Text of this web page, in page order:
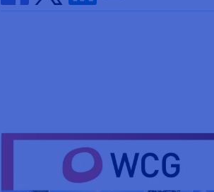
Share on Facebook
Share on Twitter
Share on Linkedin